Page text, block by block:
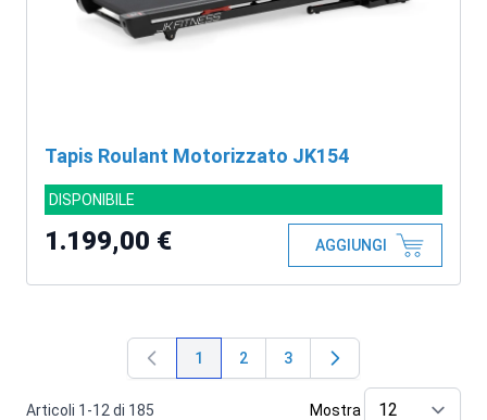
Tapis Roulant Motorizzato JK154
DISPONIBILE
1.199,00 € AGGIUNGI
Articoli 1 -12 di 185
Attualmente stai leggendo la pagina
1
Pagina
2
Pagina
3
Mostra